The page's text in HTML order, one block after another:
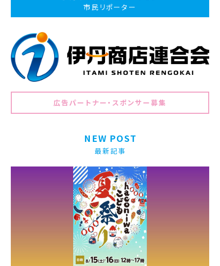
市民リポーター
広告パートナー・スポンサー募集
NEW POST
最新記事